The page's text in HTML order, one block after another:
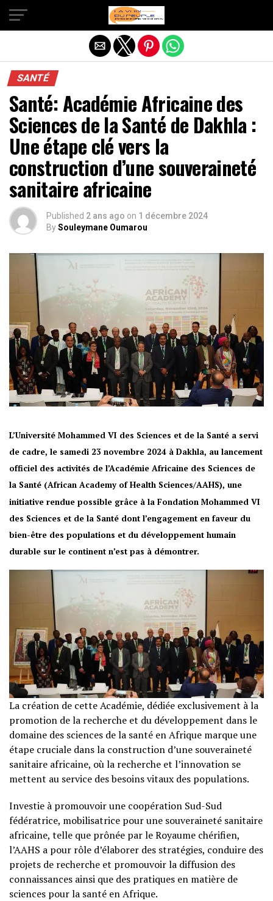
SANTÉ
Santé: Académie Africaine des
Sciences de la Santé de Dakhla :
Une étape clé vers la
construction d’une souveraineté
sanitaire africaine
Published 2 ans ago on 1 décembre 2024
BySouleymane Oumarou
L’Université Mohammed VI des Sciences et de la Santé a servi
de cadre, le samedi 23 novembre 2024 à Dakhla, au lancement
officiel des activités de l’Académie Africaine des Sciences de
la Santé (African Academy of Health Sciences/AAHS), une
initiative rendue possible grâce à la Fondation Mohammed VI
des Sciences et de la Santé dont l’engagement en faveur du
bien-être des populations et du développement humain
durable sur le continent n’est pas à démontrer.
La création de cette Académie, dédiée exclusivement à la
promotion de la recherche et du développement dans le
domaine des sciences de la santé en Afrique marque une
étape cruciale dans la construction d’une souveraineté
sanitaire africaine, où la recherche et l’innovation se
mettent au service des besoins vitaux des populations.
Investie à promouvoir une coopération Sud-Sud
fédératrice, mobilisatrice pour une souveraineté sanitaire
africaine, telle que prônée par le Royaume chérifien,
l’AAHS a pour rôle d’élaborer des stratégies, conduire des
projets de recherche et promouvoir la diffusion des
connaissances ainsi que des pratiques en matière de
sciences pour la santé en Afrique.
Quitter la version mobile